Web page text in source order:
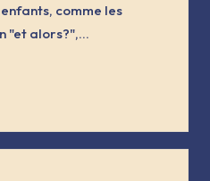
comme les
"et alors?",…